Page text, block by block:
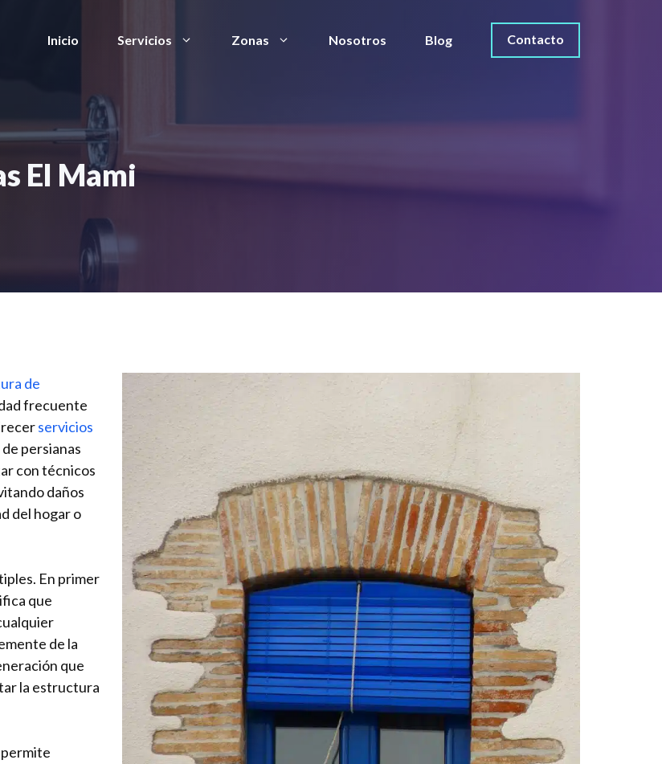
Inicio Servicios Zonas Nosotros Blog Contacto
El Mami
de
frecuente
servicios
persianas
con técnicos
daños
del hogar o
En primer
que
de la
que
la estructura
permite